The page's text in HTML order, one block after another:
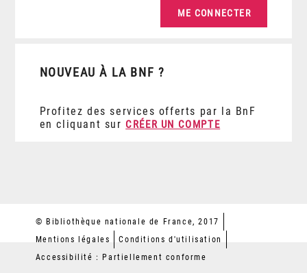
NOUVEAU À LA BNF ?
Profitez des services offerts par la BnF
en cliquant sur CRÉER UN COMPTE
© Bibliothèque nationale de France, 2017
Mentions légales
Conditions d'utilisation
Accessibilité : Partiellement conforme